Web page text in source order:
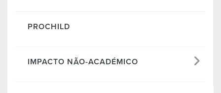
PROCHILD
IMPACTO NÃO-ACADÉMICO